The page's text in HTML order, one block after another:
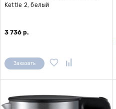
Kettle 2, белый
3 736 р.
Заказать